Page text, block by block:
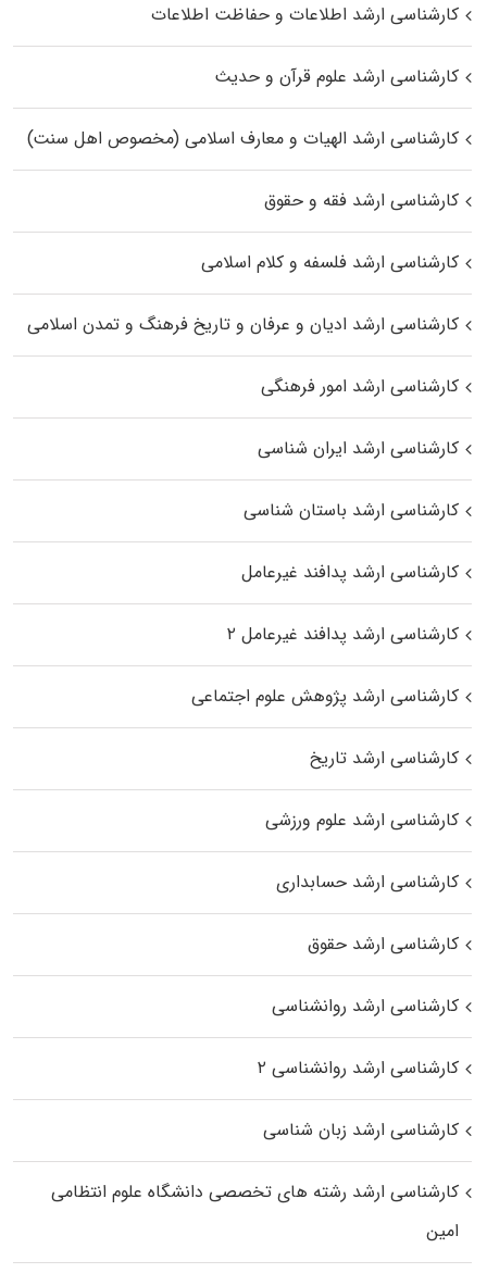
کارشناسی ارشد اطلاعات و حفاظت اطلاعات
کارشناسی ارشد علوم قرآن و حدیث
کارشناسی ارشد الهیات و معارف اسلامی (مخصوص اهل سنت)
کارشناسی ارشد فقه و حقوق
کارشناسی ارشد فلسفه و کلام اسلامی
کارشناسی ارشد ادیان و عرفان و تاریخ فرهنگ و تمدن اسلامی
کارشناسی ارشد امور فرهنگی
کارشناسی ارشد ایران شناسی
کارشناسی ارشد باستان شناسی
کارشناسی ارشد پدافند غیرعامل
کارشناسی ارشد پدافند غیرعامل ۲
کارشناسی ارشد پژوهش علوم اجتماعی
کارشناسی ارشد تاریخ
کارشناسی ارشد علوم ورزشی
کارشناسی ارشد حسابداری
کارشناسی ارشد حقوق
کارشناسی ارشد روانشناسی
کارشناسی ارشد روانشناسی ۲
کارشناسی ارشد زبان شناسی
کارشناسی ارشد رﺷﺘﻪ ﻫﺎی تخصصی داﻧﺸﮕﺎه ﻋﻠﻮم انتظامی
اﻣﻴﻦ